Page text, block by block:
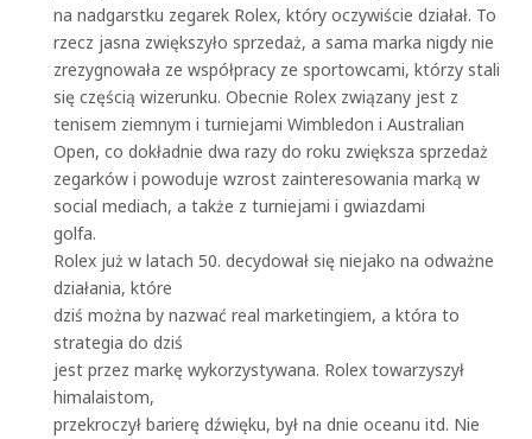
na nadgarstku zegarek Rolex, który oczywiście działał. To
rzecz jasna zwiększyło sprzedaż, a sama marka nigdy nie
zrezygnowała ze współpracy ze sportowcami, którzy stali
się częścią wizerunku. Obecnie Rolex związany jest z
tenisem ziemnym i turniejami Wimbledon i Australian
Open, co dokładnie dwa razy do roku zwiększa sprzedaż
zegarków i powoduje wzrost zainteresowania marką w
social mediach, a także z turniejami i gwiazdami
Rolex już w latach 50. decydował się niejako na odważne
działania, które
dziś można by nazwać real marketingiem, a która to
strategia do dziś
jest przez markę wykorzystywana. Rolex towarzyszył
himalaistom,
przekroczył barierę dźwięku, był na dnie oceanu itd. Nie